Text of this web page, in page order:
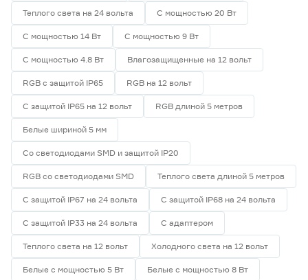
Теплого света на 24 вольта С мощностью 20 Вт
С мощностью 14 Вт С мощностью 9 Вт
С мощностью 4.8 Вт Влагозащищенные на 12 вольт
RGB с защитой IP65 RGB на 12 вольт
С защитой IP65 на 12 вольт RGB длиной 5 метров
Белые шириной 5 мм
Со светодиодами SMD и защитой IP20
RGB со светодиодами SMD Теплого света длиной 5 метров
С защитой IP67 на 24 вольта С защитой IP68 на 24 вольта
С защитой IP33 на 24 вольта С адаптером
Теплого света на 12 вольт Холодного света на 12 вольт
Белые с мощностью 5 Вт Белые с мощностью 8 Вт